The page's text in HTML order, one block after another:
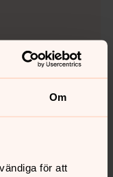
Om
för att